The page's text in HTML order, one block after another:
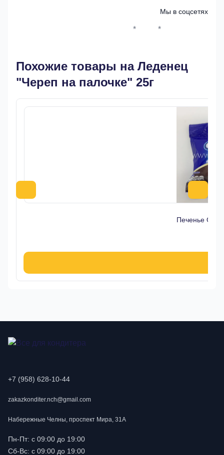
Мы в соцсетях
* *
Похожие товары на Леденец
"Череп на палочке" 25г
Печенье
+7 (958) 628-10-44
zakazkonditer.nch@gmail.com
Набережные Челны, проспект Мира, 31А
Пн-Пт: с 09:00 до 19:00
Сб-Вс: с 09:00 до 19:00